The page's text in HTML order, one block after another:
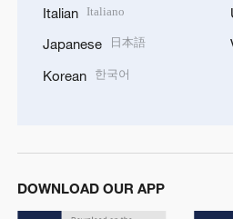
Italian Italiano
Japanese 日本語
Korean 한국어
DOWNLOAD OUR APP